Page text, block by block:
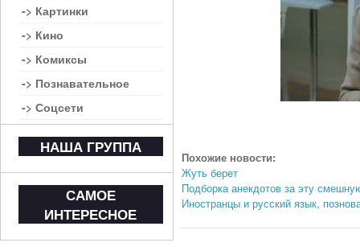
Похожие новости:
Жуть берет
Подборка анекдотов за эту
Иностранцы и русский язык,
-> Картинки
-> Кино
-> Комиксы
-> Познавательное
-> Соцсети
НАША ГРУППА
САМОЕ
ИНТЕРЕСНОЕ